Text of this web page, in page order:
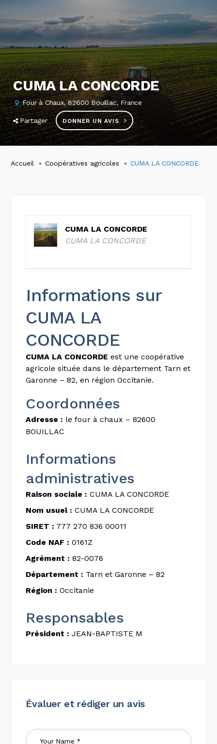
CUMA LA CONCORDE
Four à Chaux, 82600 Bouillac, France
Partager DONNER UN AVIS
Accueil Coopératives agricoles CUMA LA CONCORDE
CUMA LA CONCORDE
CUMA LA CONCORDE
Informations sur
CUMA LA
CONCORDE
CUMA LA CONCORDE est une coopérative
agricole située dans le département Tarn et
Garonne – 82, en région Occitanie.
Coordonnées
Adresse : le four à chaux – 82600
BOUILLAC
Informations
administratives
Raison sociale : CUMA LA CONCORDE
Nom usuel : CUMA LA CONCORDE
SIRET : 777 270 836 00011
Code NAF : 0161Z
Agrément : 82-0076
Département : Tarn et Garonne – 82
Région : Occitanie
Responsables
Président : JEAN-BAPTISTE M
Évaluer et rédiger un avis